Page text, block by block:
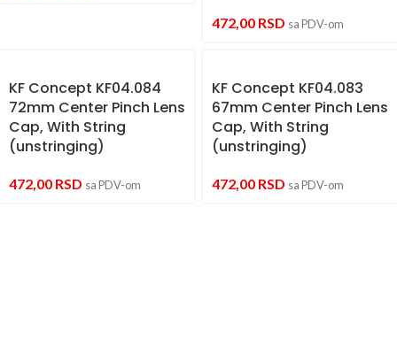
472,00 RSD sa PDV-om
KF Concept KF04.084
72mm Center Pinch Lens
Cap, With String
(unstringing)
472,00 RSD sa PDV-om
KF Concept KF04.083
67mm Center Pinch Lens
Cap, With String
(unstringing)
472,00 RSD sa PDV-om